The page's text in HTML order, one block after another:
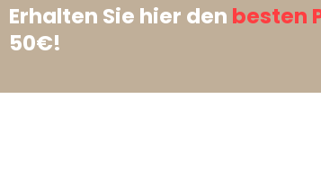
Erhalten Sie hier den besten
50€!